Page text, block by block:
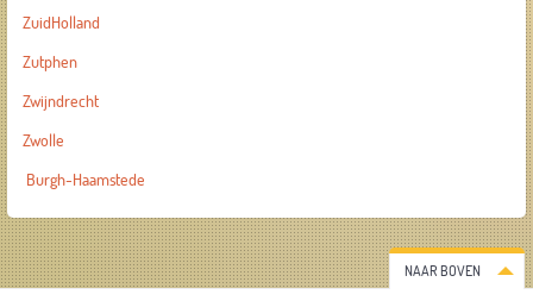
ZuidHolland
Zutphen
Zwijndrecht
Zwolle
Burgh-Haamstede
NAAR BOVEN